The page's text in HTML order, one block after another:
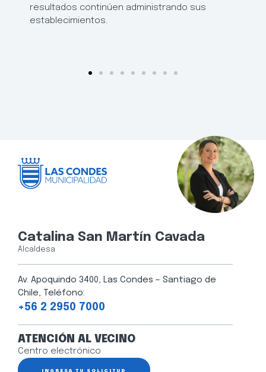
resultados continúen administrando sus
establecimientos.
Catalina San Martín Cavada
Alcaldesa
Av. Apoquindo 3400, Las Condes – Santiago de
Chile, Teléfono:
+56 2 2950 7000
ATENCIÓN AL VECINO
Centro electrónico
INGRESA TU SOLICITUD